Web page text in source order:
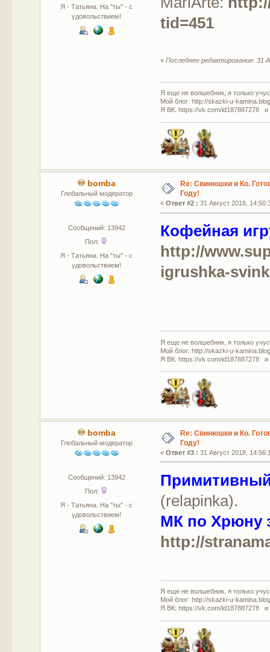
Я - Татьяна. На "ты" - с
удовольствием!
tid=451
«Последнее редактирование: 31
Я еще не волшебник, я только
Мой блог: http://skazki-u-
Я ВК: https://vk.com/id187887278 и
bomba
Глобальный модератор
Сообщений: 13942
Пол:
Я - Татьяна. На "ты" - с
удовольствием!
Re: Свинюшки и Ко.
Году!
«Ответ #2 : 31 Август 2018,
Кофейная
http://
igrushka-
Я еще не волшебник, я только
Мой блог: http://skazki-u-
Я ВК: https://vk.com/id187887278 и
bomba
Глобальный модератор
Сообщений: 13942
Пол:
Я - Татьяна. На "ты" - с
удовольствием!
Re: Свинюшки и Ко.
Году!
«Ответ #3 : 31 Август 2018,
(relapinka).
МК по Хрюну
http://
Я еще не волшебник, я только
Мой блог: http://skazki-u-
Я ВК: https://vk.com/id187887278 и